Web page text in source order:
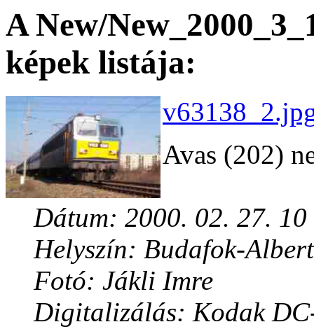
A New/
képek listája:
Avas (202)
Dátum: 2000. 02. 27.
Helyszín: Budafok-
Fotó: Jákli Imre
Digitalizálás: Kodak